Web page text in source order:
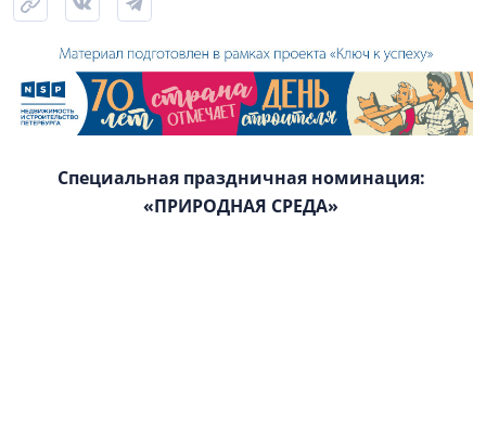
Специальная праздничная номинация:
«ПРИРОДНАЯ СРЕДА»